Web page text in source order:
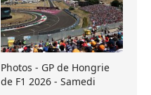
Photos - GP de Hongrie
de F1 2026 - Samedi